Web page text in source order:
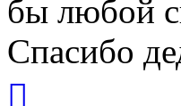
бы любой
Спасибо